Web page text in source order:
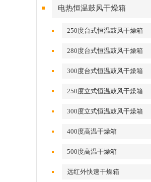
电热恒温鼓风干燥箱
250度台式恒温鼓风干燥箱
280度台式恒温鼓风干燥箱
300度台式恒温鼓风干燥箱
250度立式恒温鼓风干燥箱
300度立式恒温鼓风干燥箱
400度高温干燥箱
500度高温干燥箱
远红外快速干燥箱